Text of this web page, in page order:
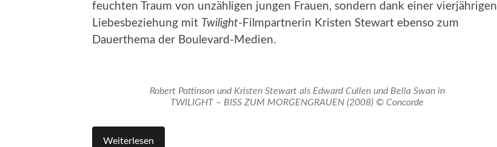
feuchten Traum von unzähligen jungen Frauen, sondern dank einer vierjährigen
Liebesbeziehung mit Twilight-Filmpartnerin Kristen Stewart ebenso zum
Dauerthema der Boulevard-Medien.
Robert Pattinson und Kristen Stewart als Edward Cullen und Bella Swan in
TWILIGHT – BISS ZUM MORGENGRAUEN (2008) © Concorde
Weiterlesen